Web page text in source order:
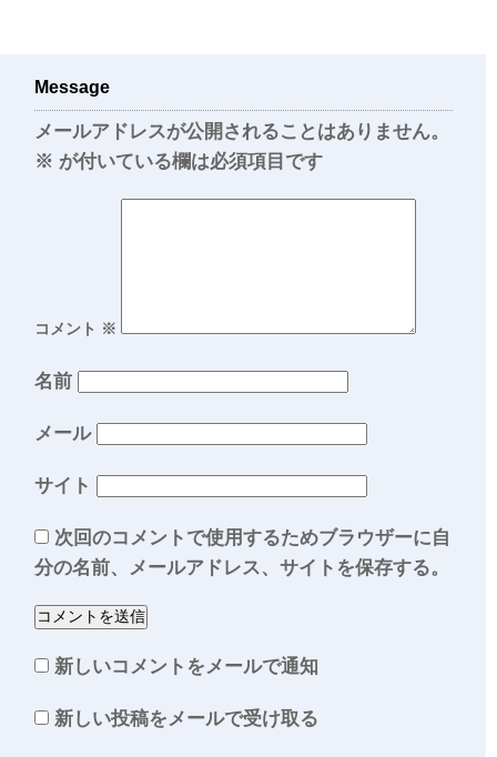
Message
メールアドレスが公開されることはありません。
※ が付いている欄は必須項目です
コメント ※
名前
メール
サイト
次回のコメントで使用するためブラウザーに自
分の名前、メールアドレス、サイトを保存する。
新しいコメントをメールで通知
新しい投稿をメールで受け取る